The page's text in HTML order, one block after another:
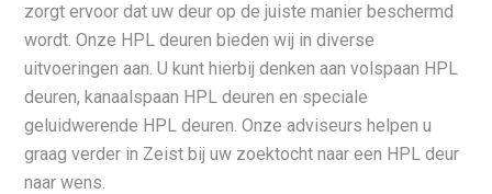
zorgt ervoor dat uw deur op de juiste manier beschermd
wordt. Onze HPL deuren bieden wij in diverse
uitvoeringen aan. U kunt hierbij denken aan volspaan HPL
deuren, kanaalspaan HPL deuren en speciale
geluidwerende HPL deuren. Onze adviseurs helpen u
graag verder in Zeist bij uw zoektocht naar een HPL deur
naar wens.